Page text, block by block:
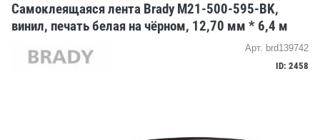
Самоклеящаяся лента Brady M21-500-595-BK,
винил, печать белая на чёрном, 12,70 мм * 6,4 м
Арт. brd139742
ID: 2458